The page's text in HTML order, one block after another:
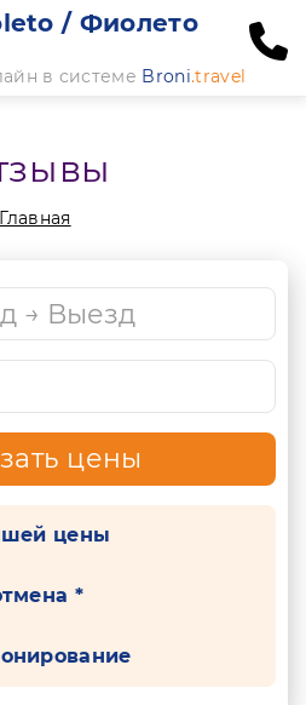
/ Фиолето
в системе Broni.travel
Главная
цены
цены
*